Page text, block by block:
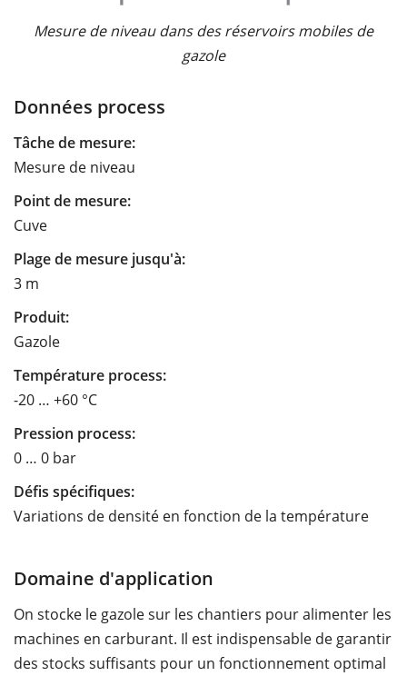
Mesure de niveau dans des réservoirs mobiles de
gazole
Données process
Tâche de mesure:
Mesure de niveau
Point de mesure:
Cuve
Plage de mesure jusqu'à:
3 m
Produit:
Gazole
Température process:
-20 … +60 °C
Pression process:
0 … 0 bar
Défis spécifiques:
Variations de densité en fonction de la température
Domaine d'application
On stocke le gazole sur les chantiers pour alimenter les
machines en carburant. Il est indispensable de garantir
des stocks suffisants pour un fonctionnement optimal